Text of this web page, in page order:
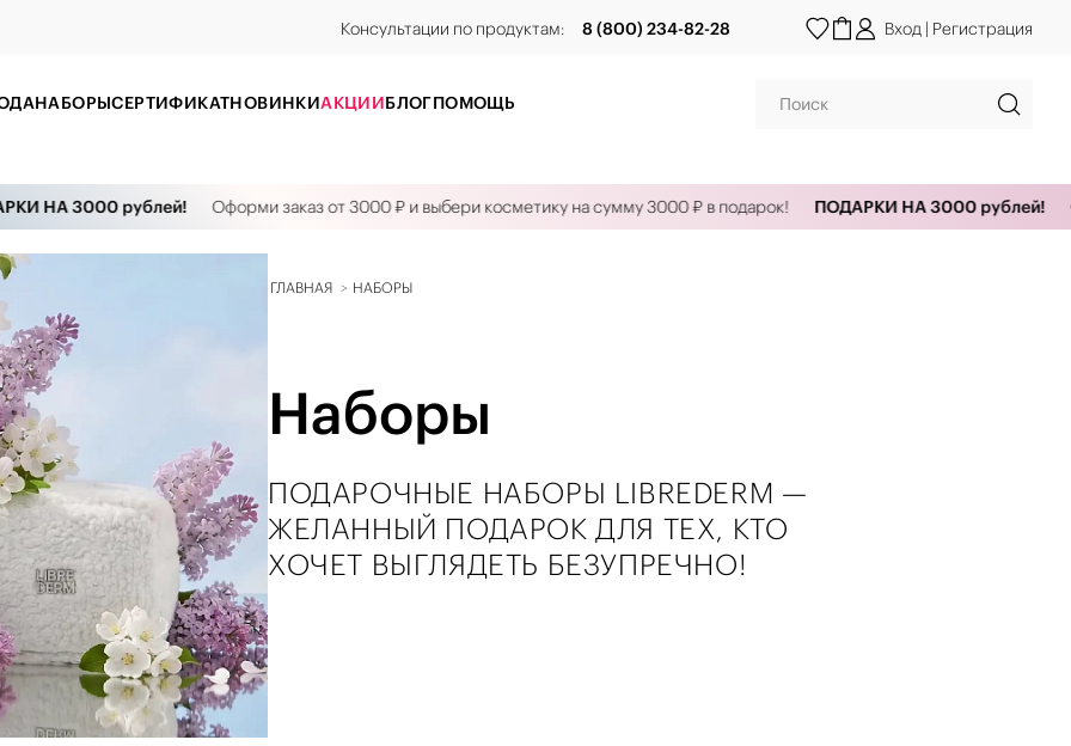
Консультации по продуктам: 8 (800) 234-82-28
НАБОРЫCЕРТИФИКАТНОВИНКИАКЦИИБЛОГПОМОЩЬ
Вход | Регистрация
3000 рублей! Оформи заказ от 3000 ₽ и выбери косметику на сумму 3000 ₽ в подарок! ПОДАРКИ НА 3000 рублей!
ГЛАВНАЯ НАБОРЫ
Наборы
ПОДАРОЧНЫЕ НАБОРЫ LIBREDERM —
ЖЕЛАННЫЙ ПОДАРОК ДЛЯ ТЕХ, КТО
ХОЧЕТ ВЫГЛЯДЕТЬ БЕЗУПРЕЧНО!